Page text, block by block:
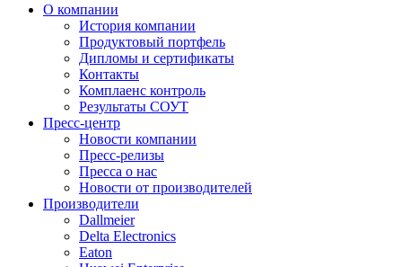
О компании
История компании
Продуктовый портфель
Дипломы и сертификаты
Контакты
Комплаенс контроль
Результаты СОУТ
Пресс-центр
Новости компании
Пресс-релизы
Пресса о нас
Новости от производителей
Производители
Dallmeier
Delta Electronics
Eaton